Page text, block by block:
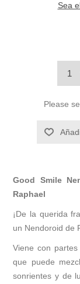
Sea
Please
Good Smile
Raphael
¡De la querida
un Nendoroid de
Viene con
que puede
sonrientes y de